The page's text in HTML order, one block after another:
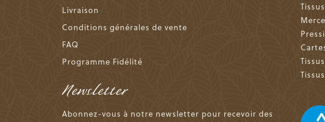
Livraison
Conditions générales de vente
FAQ
Programme Fidélité
Newsletter
Abonnez-vous à notre newsletter pour recevoir des
Tissus